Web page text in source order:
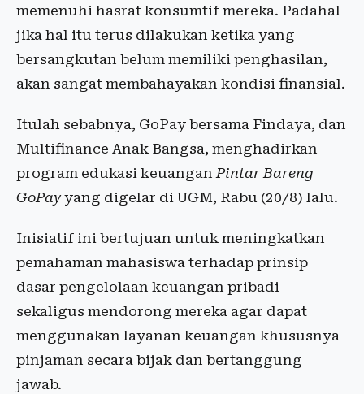
memenuhi hasrat konsumtif mereka. Padahal
jika hal itu terus dilakukan ketika yang
bersangkutan belum memiliki penghasilan,
akan sangat membahayakan kondisi finansial.
Itulah sebabnya, GoPay bersama Findaya, dan
Multifinance Anak Bangsa, menghadirkan
program edukasi keuanganPintar Bareng
GoPayyang digelar di UGM, Rabu (20/8) lalu.
Inisiatif ini bertujuan untuk meningkatkan
pemahaman mahasiswa terhadap prinsip
dasar pengelolaan keuangan pribadi
sekaligus mendorong mereka agar dapat
menggunakan layanan keuangan khususnya
pinjaman secara bijak dan bertanggung
jawab.